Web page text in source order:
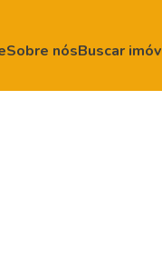
Sobre nósBuscar